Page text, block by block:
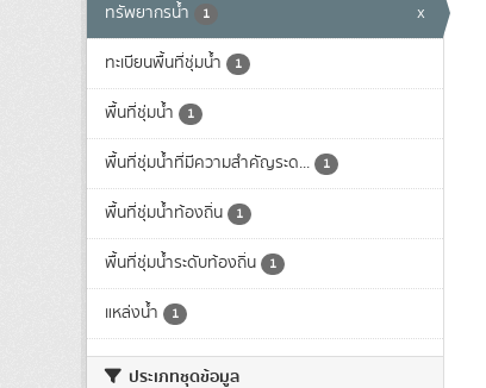
ทรัพยากรน้ำ 1 x
ทะเบียนพื้นที่ชุ่มน้ำ 1
พื้นที่ชุ่มน้ำ 1
พื้นที่ชุ่มน้ำที่มีความสําคัญระด... 1
พื้นที่ชุ่มน้ำท้องถิ่น 1
พื้นที่ชุ่มน้ำระดับท้องถิ่น 1
แหล่งน้ำ 1
ประเภทชุดข้อมูล